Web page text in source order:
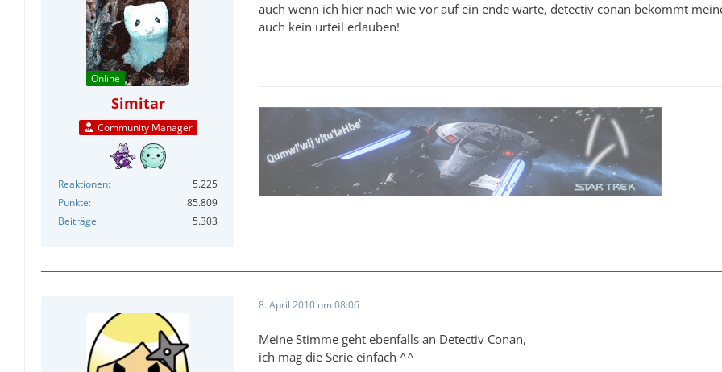
Online
Simitar
Community Manager
Reaktionen
5.225
Punkte
85.809
Beiträge
5.303
auch wenn ich hier nach wie vor auf ein ende warte, detectiv conan bekommt
auch kein urteil erlauben!
8. April 2010 um 08:06
Meine Stimme geht ebenfalls an Detectiv Conan,
ich mag die Serie einfach ^^